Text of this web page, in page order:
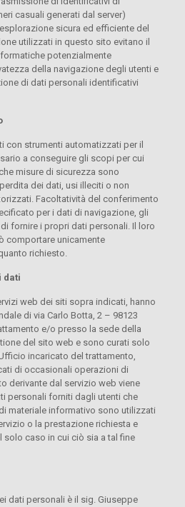
casuali generati dal server)
sicura ed efficiente del
utilizzati in questo sito evitano il
potenzialmente
della navigazione degli utenti e
di dati personali identificativi
con strumenti automatizzati per il
a conseguire gli scopi per cui
misure di sicurezza sono
dei dati, usi illeciti o non
Facoltatività del conferimento
per i dati di navigazione, gli
fornire i propri dati personali. Il loro
comportare unicamente
richiesto.
dati
web dei siti sopra indicati, hanno
di via Carlo Botta, 2 – 98123
e/o presso la sede della
del sito web e sono curati solo
incaricato del trattamento,
di occasionali operazioni di
derivante dal servizio web viene
personali forniti dagli utenti che
materiale informativo sono utilizzati
o la prestazione richiesta e
solo caso in cui ciò sia a tal fine
dati personali è il sig. Giuseppe